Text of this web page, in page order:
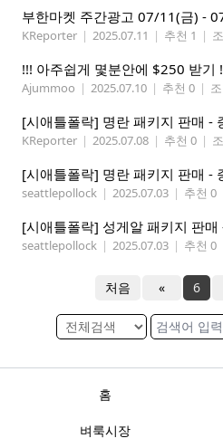
부한마켓 주간광고 07/11(금) -
KReporter | 2025.07.11 | 추천 1 |
!!! 아주쉽게 몇분안에 $250 받기
Ajummoo | 2025.07.10 | 추천 0 |
[시애틀폴락] 명란 패키지 판매 -
KReporter | 2025.07.08 | 추천 0 |
[시애틀폴락] 명란 패키지 판매 -
seattlepollock | 2025.07.03 | 추천 0
seattlepollock | 2025.07.03 | 추천 0
처음 « 6
홈
벼룩시장